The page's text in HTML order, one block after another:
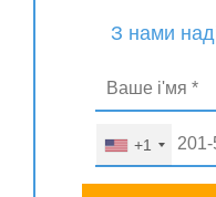
З нами
+1